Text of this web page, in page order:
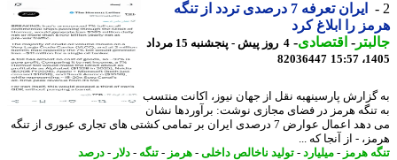
ایران تعرفه 7 درصدی تردد از تنگه
را ابلاغ کرد
-اقتصادی-
4 روز پیش - پنجشنبه 15 مرداد
82036447
پارسینهبه نقل از جهان نیوز، اکانت منتسب
هرمز در فضای مجازی نوشت: برآوردها نشان
می دهد اعمال عوارض 7 درصدی ایران بر تمامی کشتی های تجاری عبوری از تنگه
- از آنجا که ...
هرمز- میلیارد-تولید ناخالص داخلی -هرمز- تنگه -دلار-درصد